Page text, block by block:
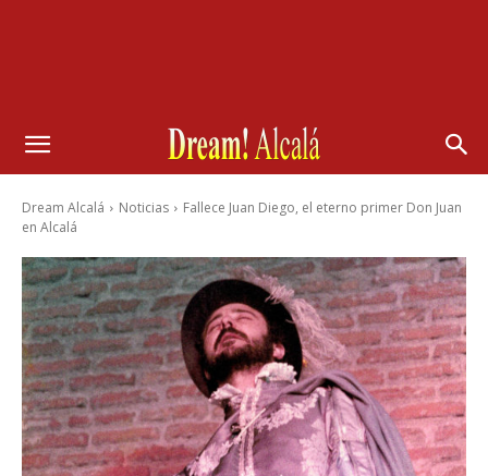
Dream Alcalá Noticias
Fallece Juan Diego, el eterno primer Don Juan
en Alcalá